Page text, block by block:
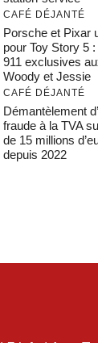
CAFÉ DÉJANTÉ
Porsche et Pixar
pour Toy Story 5
911 exclusives
Woody et Jessie
CAFÉ DÉJANTÉ
Démantèlement
fraude à la TVA
de 15 millions
depuis 2022